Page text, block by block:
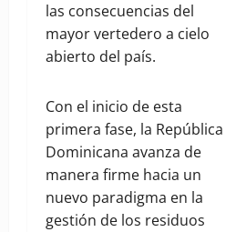
las consecuencias del
mayor vertedero a cielo
abierto del país.
Con el inicio de esta
primera fase, la República
Dominicana avanza de
manera firme hacia un
nuevo paradigma en la
gestión de los residuos